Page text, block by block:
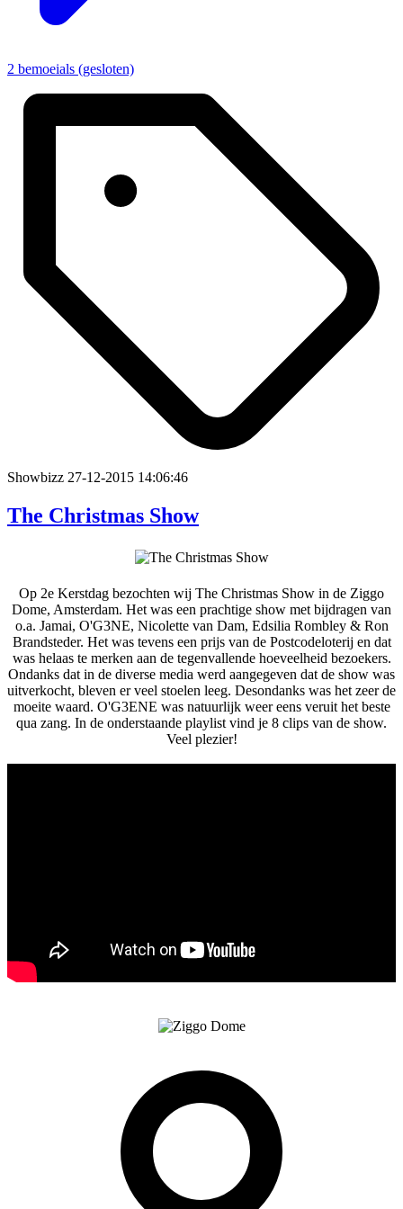
2 bemoeials (gesloten)
Showbizz 27-12-2015 14:06:46
The Christmas Show
Op 2e Kerstdag bezochten wij The Christmas Show in de Ziggo
Dome, Amsterdam. Het was een prachtige show met bijdragen van
o.a. Jamai, O'G3NE, Nicolette van Dam, Edsilia Rombley & Ron
Brandsteder. Het was tevens een prijs van de Postcodeloterij en dat
was helaas te merken aan de tegenvallende hoeveelheid bezoekers.
Ondanks dat in de diverse media werd aangegeven dat de show was
uitverkocht, bleven er veel stoelen leeg. Desondanks was het zeer de
moeite waard. O'G3ENE was natuurlijk weer eens veruit het beste
qua zang. In de onderstaande playlist vind je 8 clips van de show.
Veel plezier!